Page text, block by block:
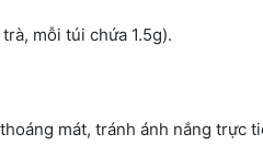
mỗi túi chứa 1.5g).
mát, tránh ánh nắng trực